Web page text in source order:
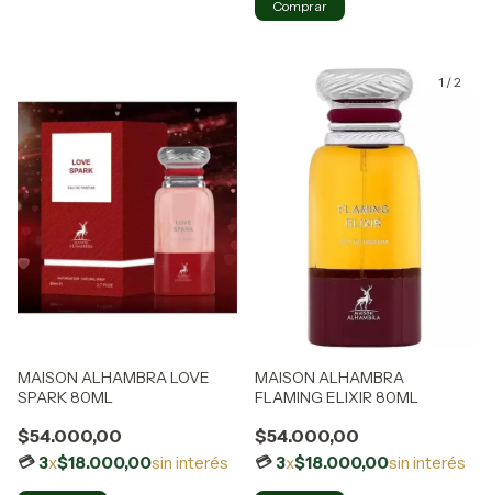
MAISON ALHAMBRA LOVE
SPARK 80ML
$54.000,00
3x$18.000,00sin interés
1 /2
MAISON ALHAMBRA
FLAMING ELIXIR 80ML
$54.000,00
3x$18.000,00sin interés